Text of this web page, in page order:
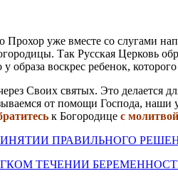
Прохор уже вместе со слугами
Так Русская Церковь
у образа воскрес ребенок,
Своих святых. Это
от помощи Господа, наши
к Богородице с молитвой
ПРАВИЛЬНОГО
ТЕЧЕНИИ